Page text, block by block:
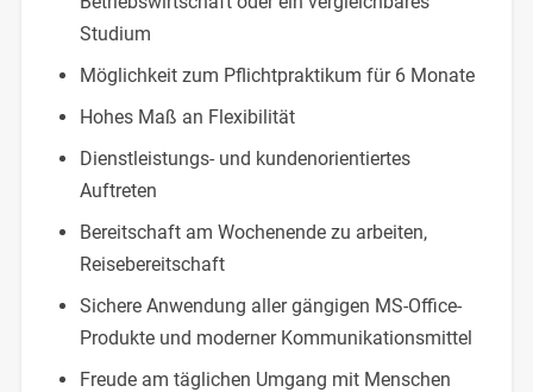
Studium
Möglichkeit zum Pflichtpraktikum für 6 Monate
Hohes Maß an Flexibilität
Dienstleistungs- und kundenorientiertes
Auftreten
Bereitschaft am Wochenende zu arbeiten,
Reisebereitschaft
Sichere Anwendung aller gängigen MS-Office-
Produkte und moderner Kommunikationsmittel
Freude am täglichen Umgang mit Menschen